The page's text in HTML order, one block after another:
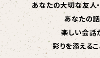
あなたの大切な友人
あなたの
楽しい会話
彩りを添える